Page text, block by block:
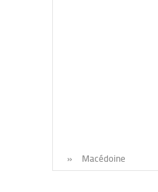
» Macédoine